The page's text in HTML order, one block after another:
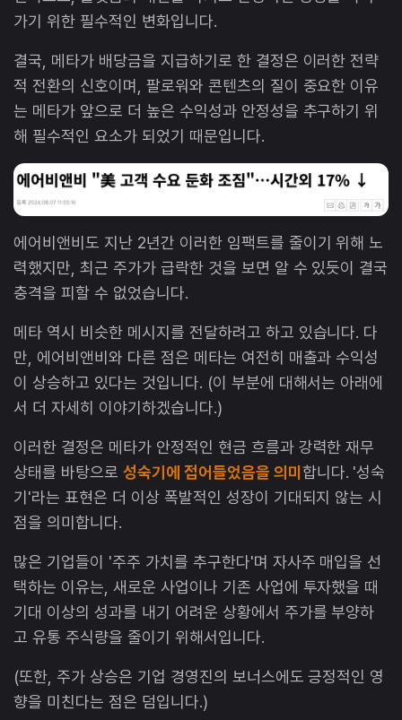
가기 위한 필수적인 변화입니다.
결국, 메타가 배당금을 지급하기로 한 결정은 이러한 전략
적 전환의 신호이며, 팔로워와 콘텐츠의 질이 중요한 이유
는 메타가 앞으로 더 높은 수익성과 안정성을 추구하기 위
해 필수적인 요소가 되었기 때문입니다.
에어비앤비도 지난 2년간 이러한 임팩트를 줄이기 위해 노
력했지만, 최근 주가가 급락한 것을 보면 알 수 있듯이 결국
충격을 피할 수 없었습니다.
메타 역시 비슷한 메시지를 전달하려고 하고 있습니다. 다
만, 에어비앤비와 다른 점은 메타는 여전히 매출과 수익성
이 상승하고 있다는 것입니다. (이 부분에 대해서는 아래에
서 더 자세히 이야기하겠습니다.)
이러한 결정은 메타가 안정적인 현금 흐름과 강력한 재무
상태를 바탕으로 성숙기에 접어들었음을 의미합니다. '성숙
기'라는 표현은 더 이상 폭발적인 성장이 기대되지 않는 시
점을 의미합니다.
많은 기업들이 '주주 가치를 추구한다'며 자사주 매입을 선
택하는 이유는, 새로운 사업이나 기존 사업에 투자했을 때
기대 이상의 성과를 내기 어려운 상황에서 주가를 부양하
고 유통 주식량을 줄이기 위해서입니다.
(또한, 주가 상승은 기업 경영진의 보너스에도 긍정적인 영
향을 미친다는 점은 덤입니다.)